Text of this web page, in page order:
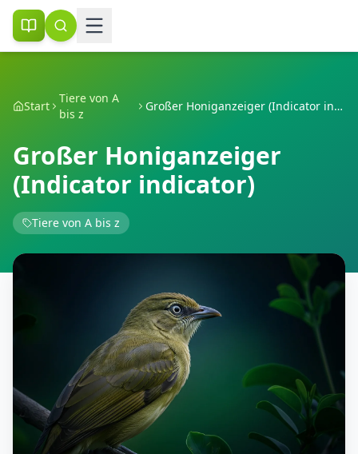
Start
Tiere von A
bis z
Großer Honiganzeiger (Indicator indicator)
Großer Honiganzeiger
(Indicator indicator)
Tiere von A bis z